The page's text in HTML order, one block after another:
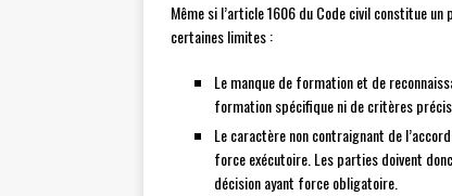
Même si l’article 1606 du Code civil constitue
certaines limites :
Le manque de formation et de
formation spécifique ni de critères
Le caractère non contraignant de
force exécutoire. Les parties doivent
décision ayant force obligatoire.